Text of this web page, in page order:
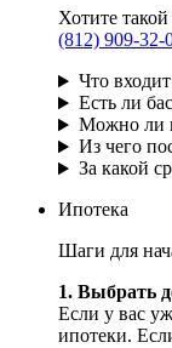
Хотите
(812) 909-32-
Что
Есть ли
Можно ли
Из чего
За какой
Ипотека
Шаги для
1. Выбрать
Если у вас
ипотеки.